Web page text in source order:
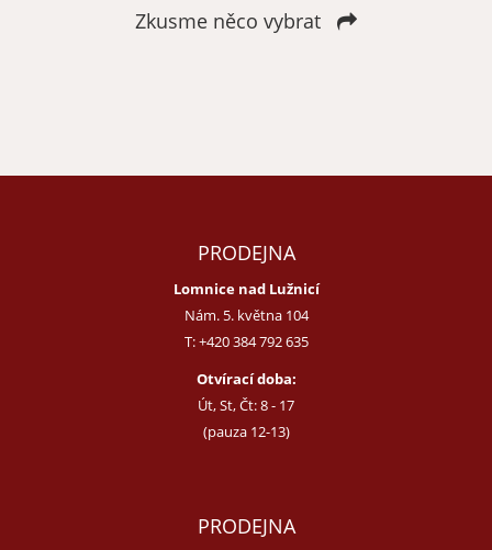
Přihlásit
Zkusme něco vybrat
PRODEJNA
Lomnice nad Lužnicí
Nám. 5. května 104
T:+420 384 792 635
Otvírací doba:
Út, St, Čt: 8 - 17
(pauza 12-13)
PRODEJNA